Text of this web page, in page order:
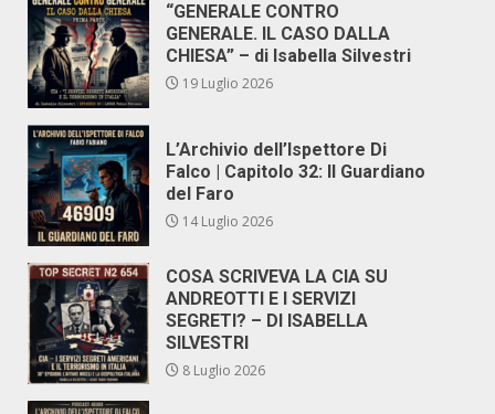
“GENERALE CONTRO
GENERALE. IL CASO DALLA
CHIESA” – di Isabella Silvestri
19 Luglio 2026
L’Archivio dell’Ispettore Di
Falco | Capitolo 32: Il Guardiano
del Faro
14 Luglio 2026
COSA SCRIVEVA LA CIA SU
ANDREOTTI E I SERVIZI
SEGRETI? – DI ISABELLA
SILVESTRI
8 Luglio 2026